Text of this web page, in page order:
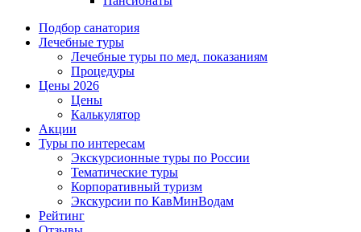
Подбор санатория
Лечебные туры
Лечебные туры по мед. показаниям
Процедуры
Цены 2026
Цены
Калькулятор
Акции
Туры по интересам
Экскурсионные туры по России
Тематические туры
Корпоративный туризм
Экскурсии по КавМинВодам
Рейтинг